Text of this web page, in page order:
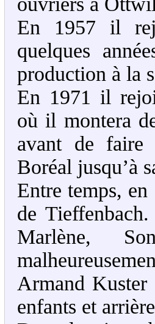
En 1957 il
quelques
production à la
En 1971 il
où il montera
avant de faire
Boréal jusqu’à
Entre temps,
de
Marlène,
Armand Kuster
enfants et